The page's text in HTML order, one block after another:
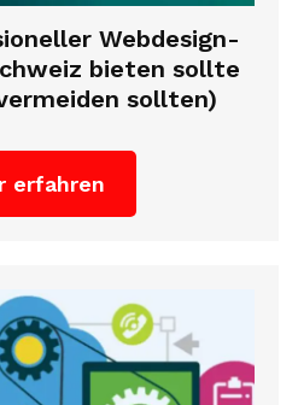
Webdesign-
bieten sollte
sollten)
erfahren